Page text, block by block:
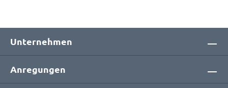
Unternehmen
Anregungen